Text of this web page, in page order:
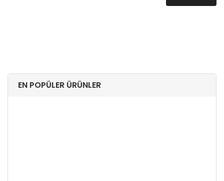
EN POPÜLER ÜRÜNLER